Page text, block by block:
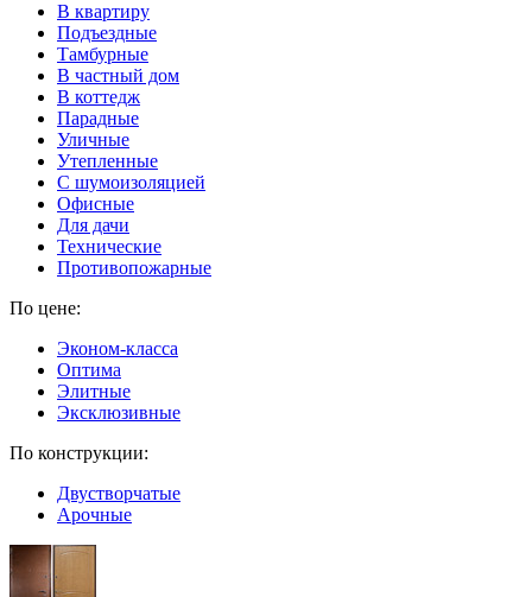
В квартиру
Подъездные
Тамбурные
В частный дом
В коттедж
Парадные
Уличные
Утепленные
C шумоизоляцией
Офисные
Для дачи
Технические
Противопожарные
По цене:
Эконом-класса
Оптима
Элитные
Эксклюзивные
По конструкции:
Двустворчатые
Арочные